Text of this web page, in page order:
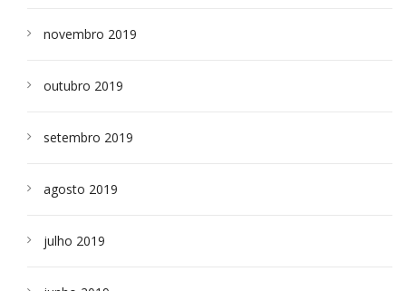
novembro 2019
outubro 2019
setembro 2019
agosto 2019
julho 2019